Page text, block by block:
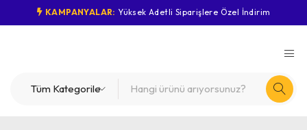
KAMPANYALAR: Yüksek Adetli Siparişlere Özel İndirim